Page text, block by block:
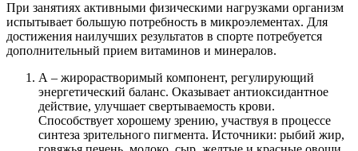
При занятиях активными физическими нагрузками организм
испытывает большую потребность в микроэлементах. Для
достижения наилучших результатов в спорте потребуется
дополнительный прием витаминов и минералов.
А – жирорастворимый компонент, регулирующий
энергетический баланс. Оказывает антиоксидантное
действие, улучшает свертываемость крови.
Способствует хорошему зрению, участвуя в процессе
синтеза зрительного пигмента. Источники: рыбий жир,